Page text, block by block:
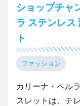
ショップチ
ラ ステンレス
ト
ファッション
カリーナ・ペル
スレットは、テ